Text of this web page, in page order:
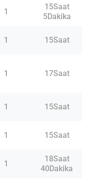
1
15Saat
5Dakika
1 15Saat
1 17Saat
1 15Saat
1 15Saat
1
18Saat
40Dakika